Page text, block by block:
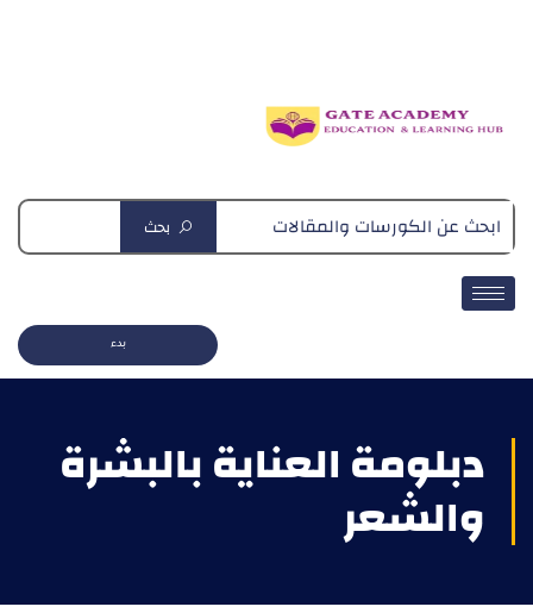
بحث
بدء
دبلومة العناية بالبشرة
والشعر